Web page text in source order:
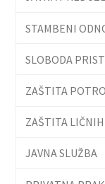
STAMBENI
SLOBODA
ZAŠTITA
ZAŠTITA
JAVNA SLUŽBA